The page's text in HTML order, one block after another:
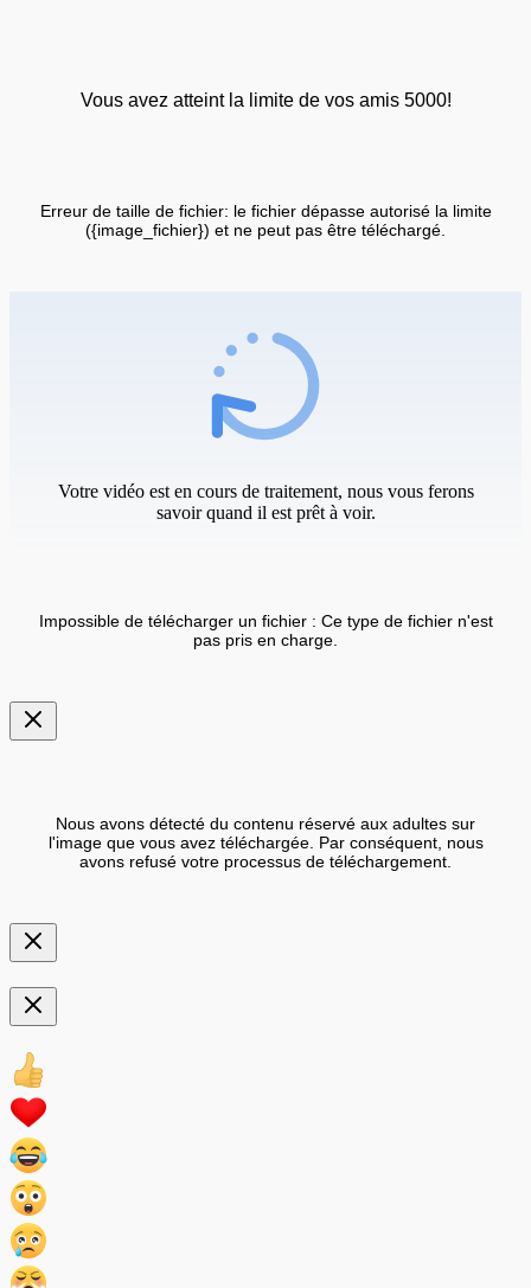
Vous avez atteint la limite de vos amis 5000!
Erreur de taille de fichier: le fichier dépasse autorisé la limite
({image_fichier}) et ne peut pas être téléchargé.
Votre vidéo est en cours de traitement, nous vous ferons
savoir quand il est prêt à voir.
Impossible de télécharger un fichier : Ce type de fichier n'est
pas pris en charge.
Nous avons détecté du contenu réservé aux adultes sur
l'image que vous avez téléchargée. Par conséquent, nous
avons refusé votre processus de téléchargement.